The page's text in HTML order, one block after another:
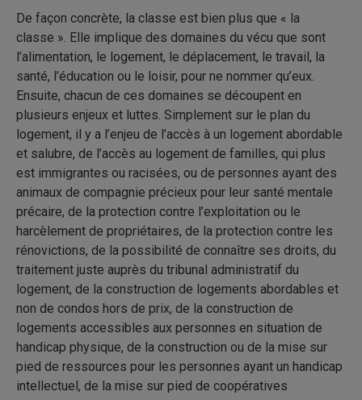
De façon concrète, la classe est bien plus que « la
classe ». Elle implique des domaines du vécu que sont
l’alimentation, le logement, le déplacement, le travail, la
santé, l’éducation ou le loisir, pour ne nommer qu’eux.
Ensuite, chacun de ces domaines se découpent en
plusieurs enjeux et luttes. Simplement sur le plan du
logement, il y a l’enjeu de l’accès à un logement abordable
et salubre, de l’accès au logement de familles, qui plus
est immigrantes ou racisées, ou de personnes ayant des
animaux de compagnie précieux pour leur santé mentale
précaire, de la protection contre l’exploitation ou le
harcèlement de propriétaires, de la protection contre les
rénovictions, de la possibilité de connaître ses droits, du
traitement juste auprès du tribunal administratif du
logement, de la construction de logements abordables et
non de condos hors de prix, de la construction de
logements accessibles aux personnes en situation de
handicap physique, de la construction ou de la mise sur
pied de ressources pour les personnes ayant un handicap
intellectuel, de la mise sur pied de coopératives